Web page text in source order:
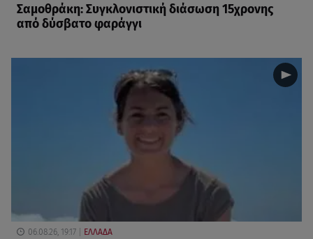
Σαμοθράκη: Συγκλονιστική διάσωση 15χρονης
από δύσβατο φαράγγι
06.08.26, 19:17 ΕΛΛΑΔΑ